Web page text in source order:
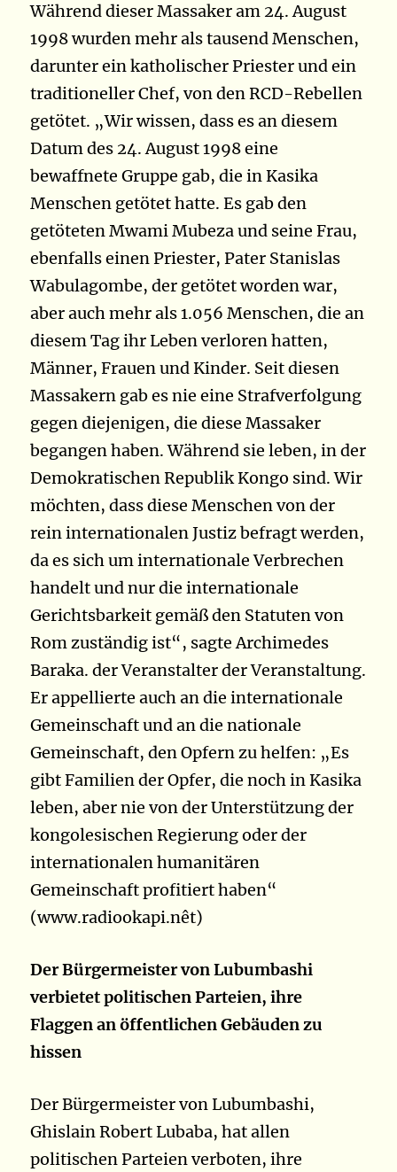
Während dieser Massaker am 24. August
1998 wurden mehr als tausend Menschen,
darunter ein katholischer Priester und ein
traditioneller Chef, von den RCD-Rebellen
getötet. „Wir wissen, dass es an diesem
Datum des 24. August 1998 eine
bewaffnete Gruppe gab, die in Kasika
Menschen getötet hatte. Es gab den
getöteten Mwami Mubeza und seine Frau,
ebenfalls einen Priester, Pater Stanislas
Wabulagombe, der getötet worden war,
aber auch mehr als 1.056 Menschen, die an
diesem Tag ihr Leben verloren hatten,
Männer, Frauen und Kinder. Seit diesen
Massakern gab es nie eine Strafverfolgung
gegen diejenigen, die diese Massaker
begangen haben. Während sie leben, in der
Demokratischen Republik Kongo sind. Wir
möchten, dass diese Menschen von der
rein internationalen Justiz befragt werden,
da es sich um internationale Verbrechen
handelt und nur die internationale
Gerichtsbarkeit gemäß den Statuten von
Rom zuständig ist“, sagte Archimedes
Baraka. der Veranstalter der Veranstaltung.
Er appellierte auch an die internationale
Gemeinschaft und an die nationale
Gemeinschaft, den Opfern zu helfen: „Es
gibt Familien der Opfer, die noch in Kasika
leben, aber nie von der Unterstützung der
kongolesischen Regierung oder der
internationalen humanitären
Gemeinschaft profitiert haben“
(www.radiookapi.nêt)
Der Bürgermeister von Lubumbashi
verbietet politischen Parteien, ihre
Flaggen an öffentlichen Gebäuden zu
hissen
Der Bürgermeister von Lubumbashi,
Ghislain Robert Lubaba, hat allen
politischen Parteien verboten, ihre